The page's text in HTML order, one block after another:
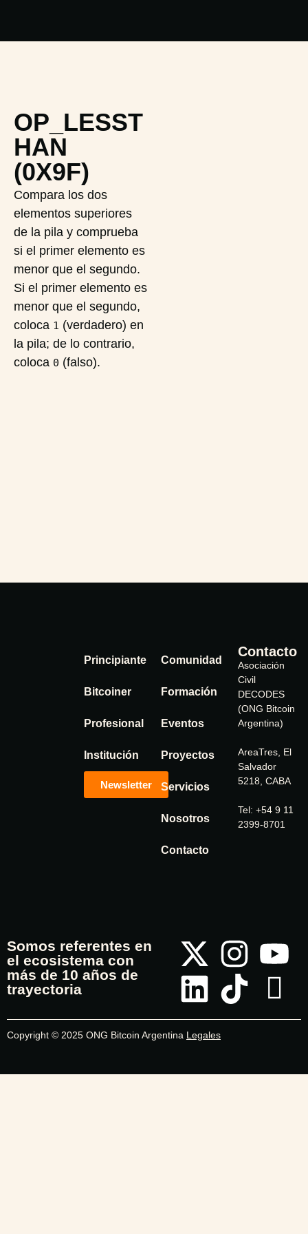
OP_LESST
HAN
(0X9F)
Compara los dos
elementos superiores
de la pila y comprueba
si el primer elemento es
menor que el segundo.
Si el primer elemento es
menor que el segundo,
coloca 1 (verdadero) en
la pila; de lo contrario,
coloca 0 (falso).
Principiante
Bitcoiner
Profesional
Institución
Newsletter
Comunidad
Formación
Eventos
Proyectos
Servicios
Nosotros
Contacto
Contacto
Asociación
Civil
DECODES
(ONG Bitcoin
Argentina)
AreaTres, El
Salvador
5218, CABA
Tel: +54 9 11
2399-8701
Somos referentes en
el ecosistema con
más de 10 años de
trayectoria
Copyright © 2025 ONG Bitcoin Argentina Legales